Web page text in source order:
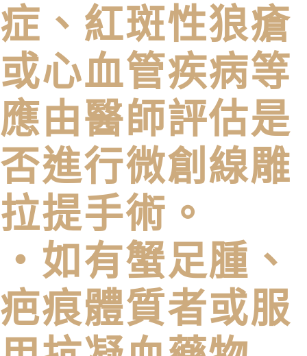
症、紅斑性狼瘡
或⼼⾎管疾病等
應由醫師評估是
否進⾏微創線雕
拉提⼿術。
・如有蟹⾜腫、
疤痕體質者或服